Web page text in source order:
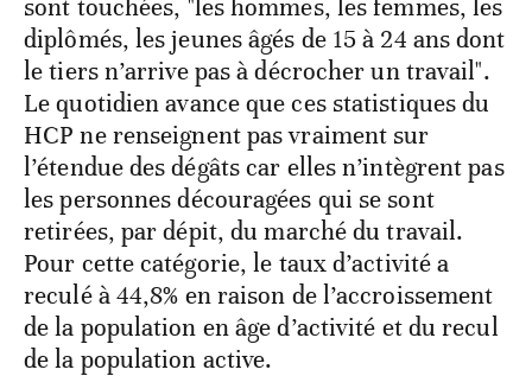
sont touchées, "les hommes, les femmes, les
diplômés, les jeunes âgés de 15 à 24 ans dont
le tiers n’arrive pas à décrocher un travail".
Le quotidien avance que ces statistiques du
HCP ne renseignent pas vraiment sur
l’étendue des dégâts car elles n’intègrent pas
les personnes découragées qui se sont
retirées, par dépit, du marché du travail.
Pour cette catégorie, le taux d’activité a
reculé à 44,8% en raison de l’accroissement
de la population en âge d’activité et du recul
de la population active.